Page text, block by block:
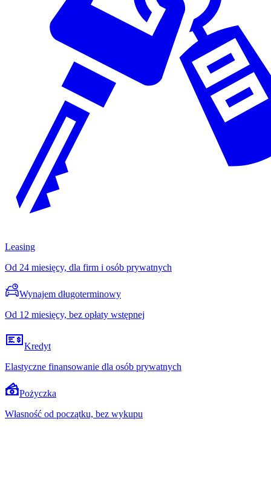
Leasing
Od 24 miesięcy, dla firm i osób prywatnych
Wynajem długoterminowy
Od 12 miesięcy, bez opłaty wstępnej
Kredyt
Elastyczne finansowanie dla osób prywatnych
Pożyczka
Własność od początku, bez wykupu